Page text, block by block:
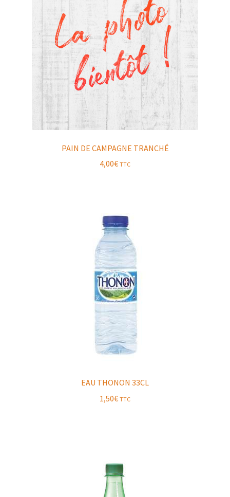
PAIN DE CAMPAGNE TRANCHÉ
4,00€ TTC
EAU THONON 33CL
1,50€ TTC